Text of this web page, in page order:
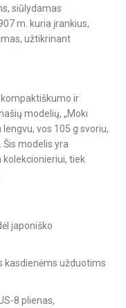
siūlydamas
m. kuria įrankius,
užtikrinant
ir
modelių, „Moki
lengvu, vos 105 g svoriu,
Šis modelis yra
tiek
japoniško
kasdienėms užduotims
8 plienas,